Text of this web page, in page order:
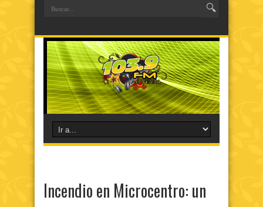
Incendio en Microcentro: un